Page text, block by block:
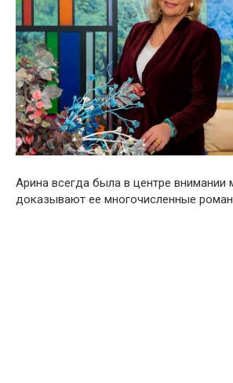
Арина всегда была в центре внимании
доказывают ее многочисленные